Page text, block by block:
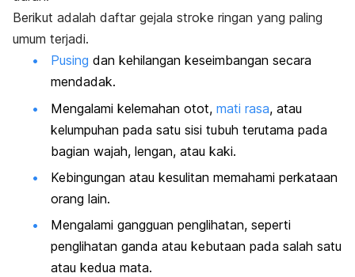
Berikut adalah daftar gejala stroke ringan yang paling
umum terjadi.
Pusing dan kehilangan keseimbangan secara
mendadak.
Mengalami kelemahan otot, mati rasa, atau
kelumpuhan pada satu sisi tubuh terutama pada
bagian wajah, lengan, atau kaki.
Kebingungan atau kesulitan memahami perkataan
orang lain.
Mengalami gangguan penglihatan, seperti
penglihatan ganda atau kebutaan pada salah satu
atau kedua mata.